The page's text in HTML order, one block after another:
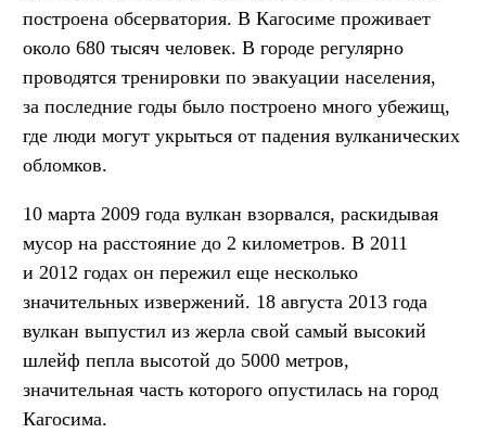
построена обсерватория. В Кагосиме проживает
около 680 тысяч человек. В городе регулярно
проводятся тренировки по эвакуации населения,
за последние годы было построено много убежищ,
где люди могут укрыться от падения вулканических
обломков.
10 марта 2009 года вулкан взорвался, раскидывая
мусор на расстояние до 2 километров. В 2011
и 2012 годах он пережил еще несколько
значительных извержений. 18 августа 2013 года
вулкан выпустил из жерла свой самый высокий
шлейф пепла высотой до 5000 метров,
значительная часть которого опустилась на город
Кагосима.